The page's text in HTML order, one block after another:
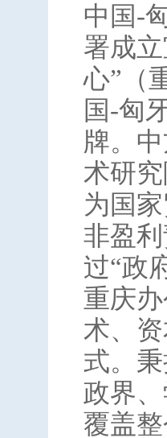
中国-
署成
心”（
国-匈
牌。
术研
为国
非盈
过“政
重庆
术、
式。
政界
覆盖